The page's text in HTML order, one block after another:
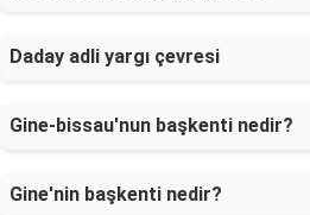
Daday adli yargı çevresi
Gine-bissau'nun başkenti nedir?
Gine'nin başkenti nedir?